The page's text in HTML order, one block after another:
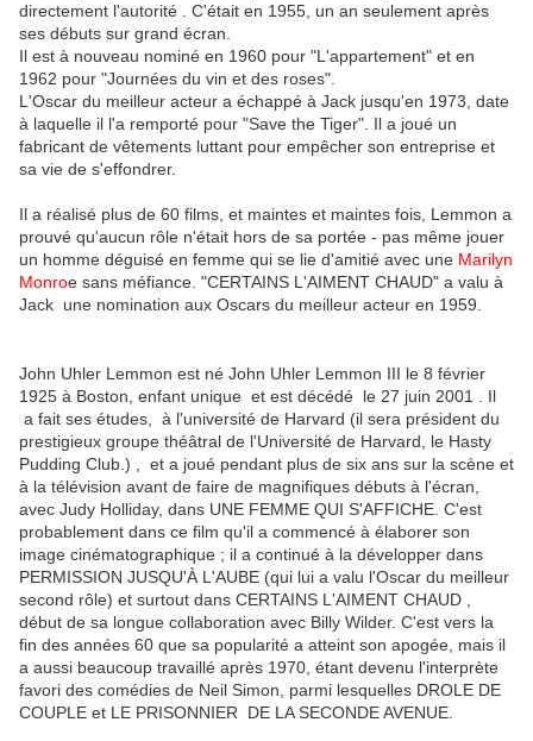
directement l'autorité . C'était en 1955, un an seulement après
ses débuts sur grand écran.
Il est à nouveau nominé en 1960 pour "L'appartement" et en
1962 pour "Journées du vin et des roses".
L'Oscar du meilleur acteur a échappé à Jack jusqu'en 1973, date
à laquelle il l'a remporté pour "Save the Tiger". Il a joué un
fabricant de vêtements luttant pour empêcher son entreprise et
sa vie de s'effondrer.
Il a réalisé plus de 60 films, et maintes et maintes fois, Lemmon a
prouvé qu'aucun rôle n'était hors de sa portée - pas même jouer
un homme déguisé en femme qui se lie d'amitié avec une Marilyn
Monroe sans méfiance. "CERTAINS L'AIMENT CHAUD" a valu à
Jack une nomination aux Oscars du meilleur acteur en 1959.
John Uhler Lemmon est né John Uhler Lemmon III le 8 février
1925 à Boston, enfant unique et est décédé le 27 juin 2001 . Il
a fait ses études, à l'université de Harvard (il sera président du
prestigieux groupe théâtral de l'Université de Harvard, le Hasty
Pudding Club.) , et a joué pendant plus de six ans sur la scène et
à la télévision avant de faire de magnifiques débuts à l'écran,
avec Judy Holliday, dans UNE FEMME QUI S'AFFICHE. C'est
probablement dans ce film qu'il a commencé à élaborer son
image cinématographique ; il a continué à la développer dans
PERMISSION JUSQU'À L'AUBE (qui lui a valu l'Oscar du meilleur
second rôle) et surtout dans CERTAINS L'AIMENT CHAUD ,
début de sa longue collaboration avec Billy Wilder. C'est vers la
fin des années 60 que sa popularité a atteint son apogée, mais il
a aussi beaucoup travaillé après 1970, étant devenu l'interprète
favori des comédies de Neil Simon, parmi lesquelles DROLE DE
COUPLE et LE PRISONNIER DE LA SECONDE AVENUE.